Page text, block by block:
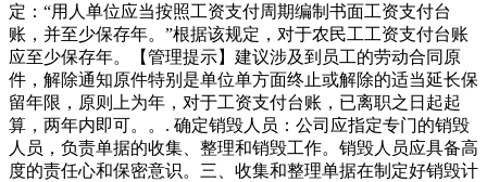
定：“用人单位应当按照工资支付周期编制书面工资支付台
账，并至少保存年。”根据该规定，对于农民工工资支付台账
应至少保存年。【管理提示】建议涉及到员工的劳动合同原
件，解除通知原件特别是单位单方面终止或解除的适当延长保
留年限，原则上为年，对于工资支付台账，已离职之日起起
算，两年内即可。。. 确定销毁人员：公司应指定专门的销毁
人员，负责单据的收集、整理和销毁工作。销毁人员应具备高
度的责任心和保密意识。三、收集和整理单据在制定好销毁计